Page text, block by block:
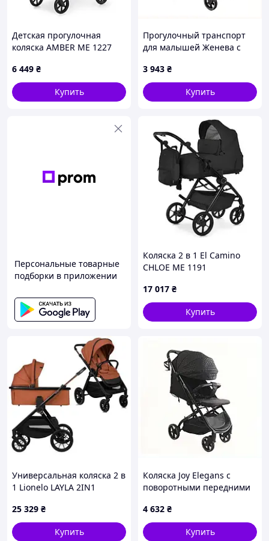
Детская прогулочная
коляска AMBER ME 1227
6 449 ₴
Купить
Прогулочный транспорт
для малышей Женева с
8C9T50626K
3 943 ₴
Купить
Персональные товарные
подборки в приложении
Коляска 2 в 1 El Camino
CHLOE ME 1191
17 017 ₴
Купить
Универсальная коляска 2 в
1 Lionelo LAYLA 2IN1
25 329 ₴
Купить
Коляска Joy Elegans с
поворотными передними
89C50AP622
4 632 ₴
Купить